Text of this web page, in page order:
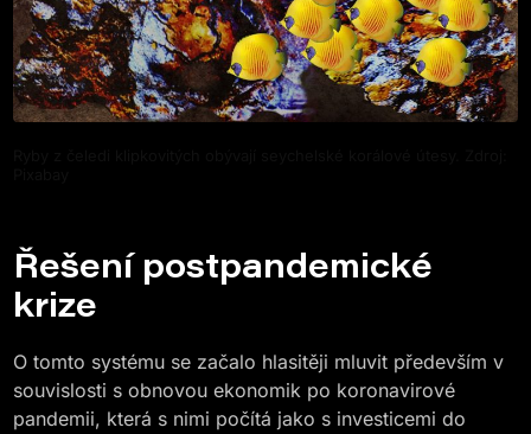
Řešení postpandemické
krize
O tomto systému se začalo hlasitěji mluvit především v
souvislosti s obnovou ekonomik po koronavirové
pandemii, která s nimi počítá jako s investicemi do